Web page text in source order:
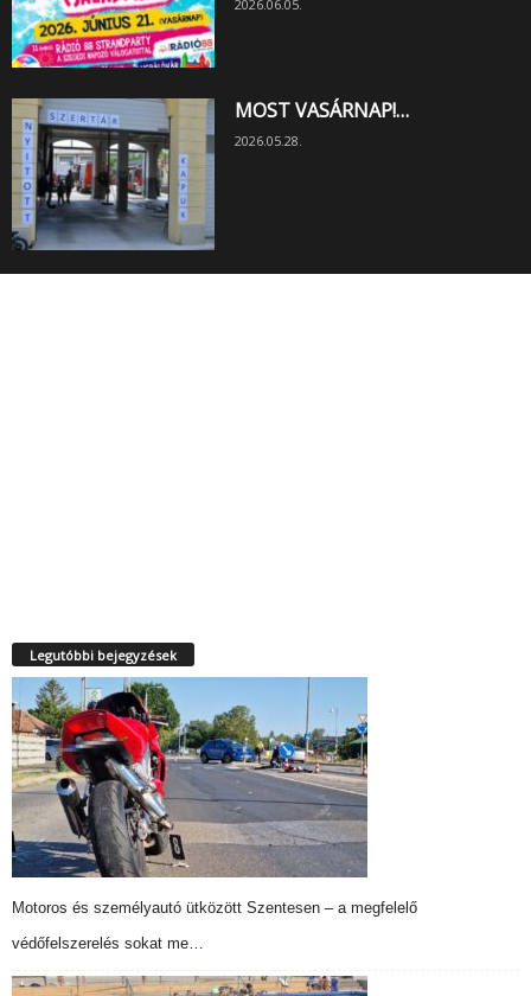
2026.06.05.
MOST VASÁRNAP!…
2026.05.28.
Legutóbbi bejegyzések
Motoros és személyautó ütközött Szentesen – a megfelelő
védőfelszerelés sokat me…